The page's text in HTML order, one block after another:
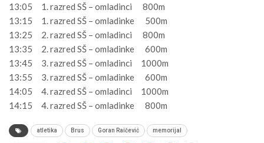
13:05 1. razred SŠ – omladinci 800m
13:15 1. razred SŠ – omladinke 500m
13:25 2. razred SŠ – omladinci 800m
13:35 2. razred SŠ – omladinke 600m
13:45 3. razred SŠ – omladinci 1000m
13:55 3. razred SŠ – omladinke 600m
14:05 4. razred SŠ – omladinci 1000m
14:15 4. razred SŠ – omladinke 800m
atletika Brus Goran Raičević memorijal